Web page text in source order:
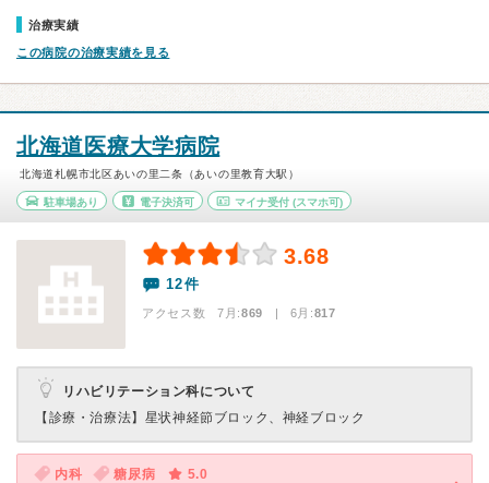
治療実績
この病院の治療実績を見る
北海道医療大学病院
北海道札幌市北区あいの里二条（あいの里教育大駅）
駐車場あり 電子決済可 マイナ受付 (スマホ可)
3.68
12件
アクセス数 7月:869 | 6月:817
リハビリテーション科について
【診療・治療法】 星状神経節ブロック、神経ブロック
内科 糖尿病
5.0